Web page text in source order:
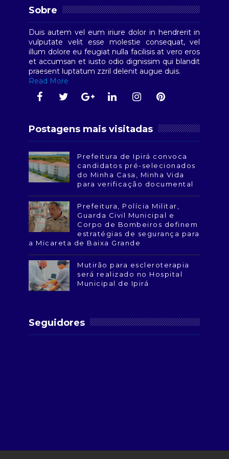
Sobre
Duis autem vel eum iriure dolor in hendrerit in
vulputate velit esse molestie consequat, vel
illum dolore eu feugiat nulla facilisis at vero eros
et accumsan et iusto odio dignissim qui blandit
praesent luptatum zzril delenit augue duis.
Read More
Postagens mais visitadas
Prefeitura de Ipirá convoca
candidatos pré-selecionados
do Minha Casa, Minha Vida
para verificação documental
Prefeitura, Polícia Militar,
Guarda Civil Municipal e
Corpo de Bombeiros definem
estratégias de segurança para
a Micareta de Baixa Grande
Mutirão para escleroterapia
será realizado no Hospital
Municipal de Ipirá
Seguidores